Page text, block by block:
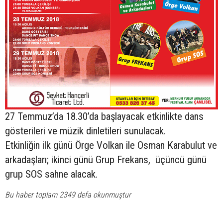
27 Temmuz’da 18.30’da başlayacak etkinlikte dans
gösterileri ve müzik dinletileri sunulacak.
Etkinliğin ilk günü Örge Volkan ile Osman Karabulut ve
arkadaşları; ikinci günü Grup Frekans, üçüncü günü
grup SOS sahne alacak.
Bu haber toplam 2349 defa okunmuştur